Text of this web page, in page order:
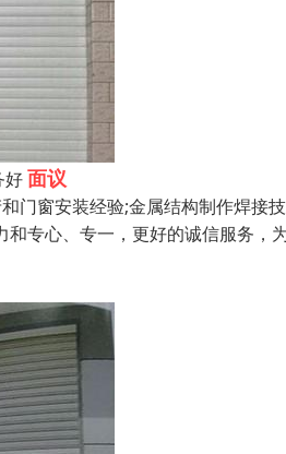
好面议
门窗安装经验;金属结构制作焊
心、专一，更好的诚信服务，